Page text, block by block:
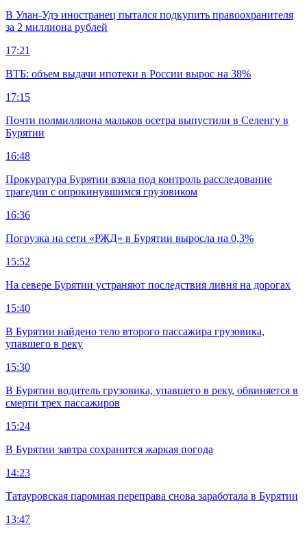
В Улан-Удэ иностранец пытался подкупить правоохранителя
за 2 миллиона рублей
17:21
ВТБ: объем выдачи ипотеки в России вырос на 38%
17:15
Почти полмиллиона мальков осетра выпустили в Селенгу в
Бурятии
16:48
Прокуратура Бурятии взяла под контроль расследование
трагедии с опрокинувшимся грузовиком
16:36
Погрузка на сети «РЖД» в Бурятии выросла на 0,3%
15:52
На севере Бурятии устраняют последствия ливня на дорогах
15:40
В Бурятии найдено тело второго пассажира грузовика,
упавшего в реку
15:30
В Бурятии водитель грузовика, упавшего в реку, обвиняется в
смерти трех пассажиров
15:24
В Бурятии завтра сохранится жаркая погода
14:23
Татауровская паромная переправа снова заработала в Бурятии
13:47